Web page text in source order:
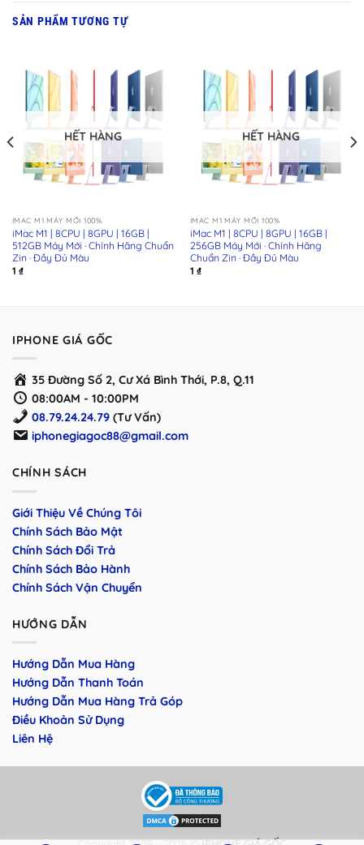
SẢN PHẨM TƯƠNG TỰ
HẾT HÀNG
IMAC M1 MÁY MỚI 100%
iMac M1 | 8CPU | 8GPU | 16GB |
512GB Máy Mới · Chính Hãng Chuẩn
Zin · Đầy Đủ Màu
1 ₫
HẾT HÀNG
IMAC M1 MÁY MỚI 100%
iMac M1 | 8CPU | 8GPU | 16GB |
256GB Máy Mới · Chính Hãng
Chuẩn Zin · Đầy Đủ Màu
1 ₫
IPHONE GIÁ GỐC
35 Đường Số 2, Cư Xá Bình Thới, P.8, Q.11
08:00AM - 10:00PM
08.79.24.24.79 (Tư Vấn)
iphonegiagoc88@gmail.com
CHÍNH SÁCH
Giới Thiệu Về Chúng Tôi
Chính Sách Bảo Mật
Chính Sách Đổi Trả
Chính Sách Bảo Hành
Chính Sách Vận Chuyển
HƯỚNG DẪN
Hướng Dẫn Mua Hàng
Hướng Dẫn Thanh Toán
Hướng Dẫn Mua Hàng Trả Góp
Điều Khoản Sử Dụng
Liên Hệ